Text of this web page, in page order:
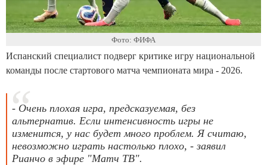
Фото: ФИФА
Испанский специалист подверг критике игру национальной
команды после стартового матча чемпионата мира - 2026.
- Очень плохая игра, предсказуемая, без
альтернатив. Если интенсивность игры не
изменится, у нас будет много проблем. Я считаю,
невозможно играть настолько плохо, - заявил
Рианчо в эфире "Матч ТВ".